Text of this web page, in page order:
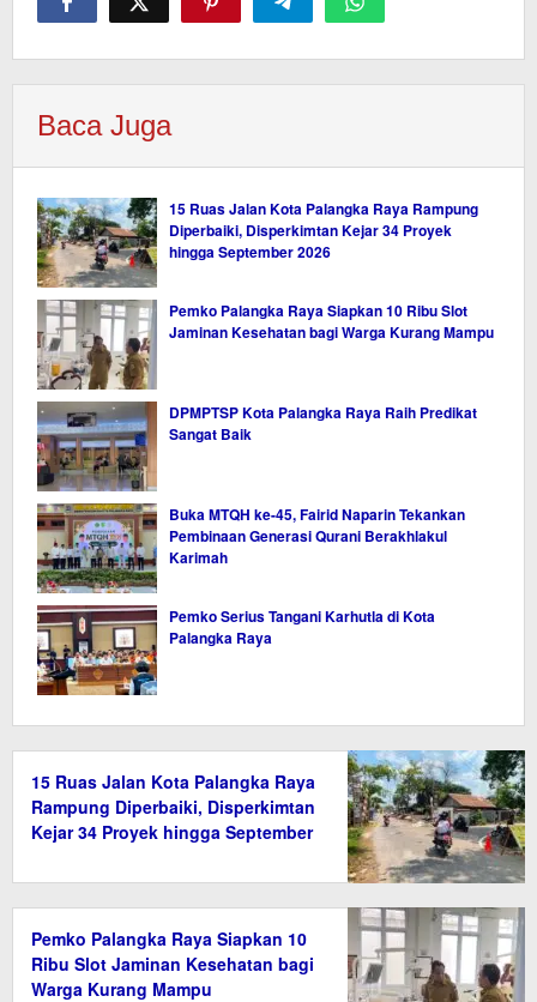
Baca Juga
15 Ruas Jalan Kota Palangka Raya Rampung
Diperbaiki, Disperkimtan Kejar 34 Proyek
hingga September 2026
Pemko Palangka Raya Siapkan 10 Ribu Slot
Jaminan Kesehatan bagi Warga Kurang Mampu
DPMPTSP Kota Palangka Raya Raih Predikat
Sangat Baik
Buka MTQH ke-45, Fairid Naparin Tekankan
Pembinaan Generasi Qurani Berakhlakul
Karimah
Pemko Serius Tangani Karhutla di Kota
Palangka Raya
15 Ruas Jalan Kota Palangka Raya
Rampung Diperbaiki, Disperkimtan
Kejar 34 Proyek hingga September
Pemko Palangka Raya Siapkan 10
Ribu Slot Jaminan Kesehatan bagi
Warga Kurang Mampu